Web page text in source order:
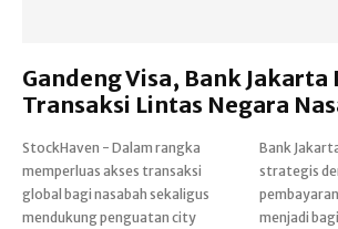
Gandeng Visa, Bank
Transaksi Lintas Negara
StockHaven - Dalam rangka
memperluas akses transaksi
global bagi nasabah sekaligus
mendukung penguatan city
Bank Jakarta. Kolaborasi
strategis dengan principal
pembayaran global Visa ini
menjadi bagian penting dari